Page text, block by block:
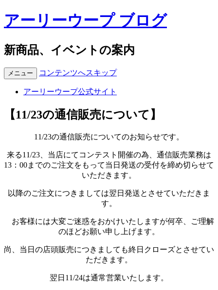
アーリーウープ ブログ
新商品、イベントの案内
メニュー コンテンツへスキップ
アーリーウープ公式サイト
【11/23の通信販売について】
11/23の通信販売についてのお知らせです。
来る11/23、当店にてコンテスト開催の為、通信販売業務は
13：00までのご注文をもって当日発送の受付を締め切らせて
いただきます。
以降のご注文につきましては翌日発送とさせていただきま
す。
お客様には大変ご迷惑をおかけいたしますが何卒、ご理解
のほどお願い申し上げます。
尚、当日の店頭販売につきましても終日クローズとさせてい
ただきます。
翌日11/24は通常営業いたします。